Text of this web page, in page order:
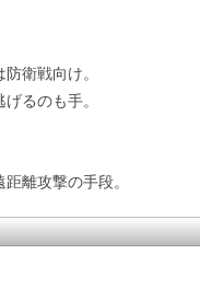
衛戦向け。
るのも手。
離攻撃の手段。